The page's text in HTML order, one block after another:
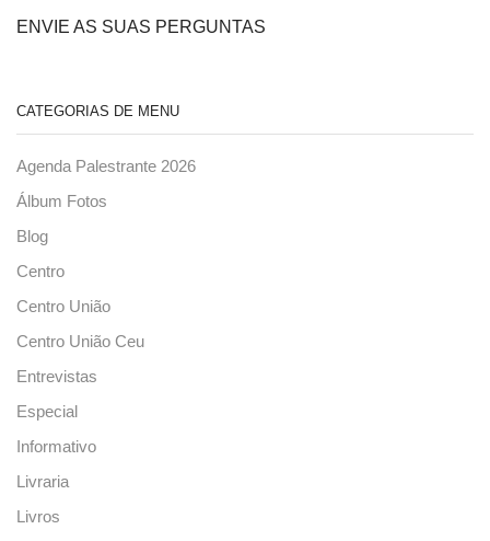
ENVIE AS SUAS PERGUNTAS
CATEGORIAS DE MENU
Agenda Palestrante 2026
Álbum Fotos
Blog
Centro
Centro União
Centro União Ceu
Entrevistas
Especial
Informativo
Livraria
Livros